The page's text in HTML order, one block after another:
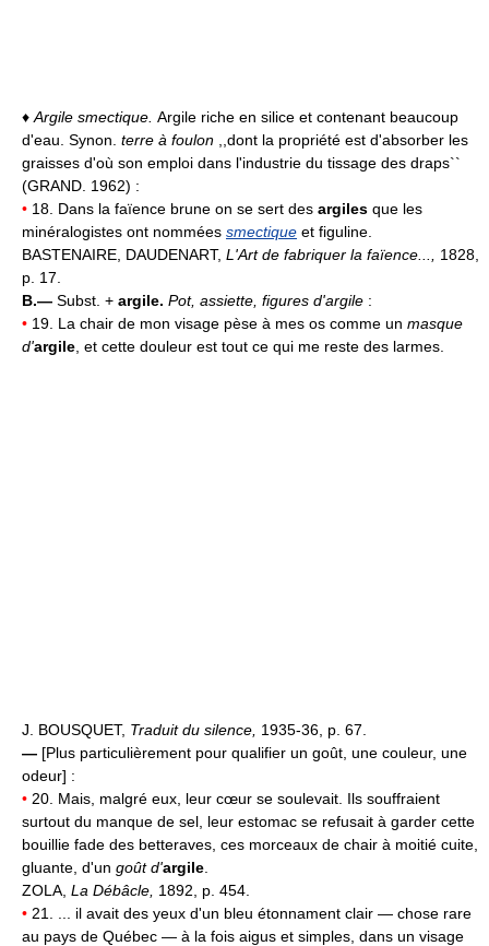
♦ Argile smectique. Argile riche en silice et contenant beaucoup
d'eau. Synon. terre à foulon ,,dont la propriété est d'absorber les
graisses d'où son emploi dans l'industrie du tissage des draps``
(GRAND. 1962) :
• 18. Dans la faïence brune on se sert des argiles que les
minéralogistes ont nommées smectique et figuline.
BASTENAIRE, DAUDENART, L'Art de fabriquer la faïence..., 1828,
p. 17.
B.— Subst. + argile. Pot, assiette, figures d'argile :
• 19. La chair de mon visage pèse à mes os comme un masque
d'argile , et cette douleur est tout ce qui me reste des larmes.
J. BOUSQUET, Traduit du silence, 1935-36, p. 67.
— [Plus particulièrement pour qualifier un goût, une couleur, une
odeur] :
• 20. Mais, malgré eux, leur cœur se soulevait. Ils souffraient
surtout du manque de sel, leur estomac se refusait à garder cette
bouillie fade des betteraves, ces morceaux de chair à moitié cuite,
gluante, d'un goût d'argile
ZOLA, La Débâcle, 1892, p. 454.
• 21. ... il avait des yeux d'un bleu étonnament clair — chose rare
au pays de Québec — à la fois aigus et simples, dans un visage